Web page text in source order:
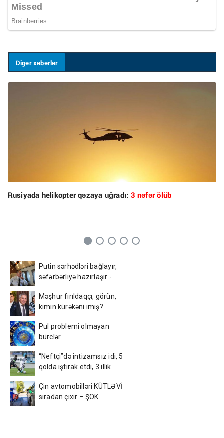
Digər xəbərlər
Rusiyada helikopter qəzaya uğradı: 3 nəfər ölüb
Putin sərhədləri bağlayır,
səfərbərliyə hazırlaşır -
Məşhur fırıldaqçı, görün,
kimin kürəkəni imiş?
Pul problemi olmayan
bürclər
“Neftçi”də intizamsız idi, 5
qolda iştirak etdi, 3 illik
Çin avtomobilləri KÜTLƏVİ
sıradan çıxır – ŞOK